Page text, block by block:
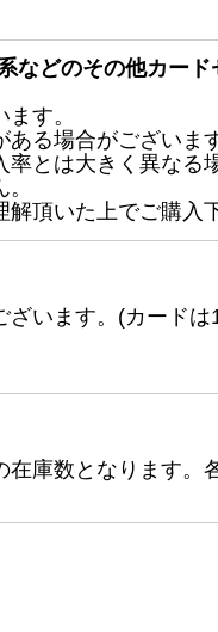
などのその他カード
す。
る場合がございます
とは大きく異なる
頂いた上でご購入
います。(カードは
庫数となります。